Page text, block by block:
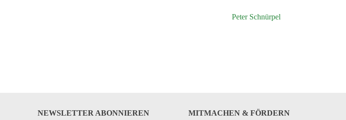
Peter Schnürpel
NEWSLETTER ABONNIEREN MITMACHEN & FÖRDERN